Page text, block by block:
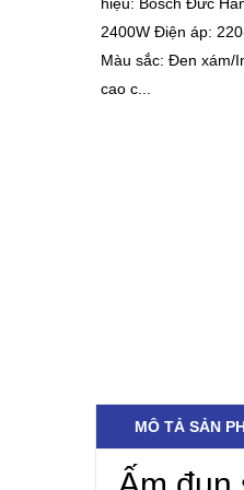
2400W Điện áp:
Màu sắc: Đen xám/
cao c...
MÔ TẢ SẢN